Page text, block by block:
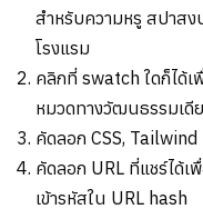
สำหรับความหรู สปาสง
โรงแรม
คลิกที่ swatch ใดก็ได้
หมวดทางวัฒนธรรมเดี
คัดลอก CSS,
คัดลอก URL ที่แชร์ได้เ
เข้ารหัสใน URL hash